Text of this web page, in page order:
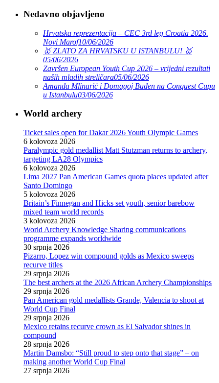
Nedavno objavljeno
Hrvatska reprezentacija – CEC 3rd leg Croatia 2026.
Novi Marof10/06/2026
🥇 ZLATO ZA HRVATSKU U ISTANBULU! 🥇
05/06/2026
Završen European Youth Cup 2026 – vrijedni rezultati
naših mladih streličara05/06/2026
Amanda Mlinarić i Domagoj Buden na Conquest Cupu
u Istanbulu03/06/2026
World archery
Ticket sales open for Dakar 2026 Youth Olympic Games
6 kolovoza 2026
Paralympic gold medallist Matt Stutzman returns to archery,
targeting LA28 Olympics
6 kolovoza 2026
Lima 2027 Pan American Games quota places updated after
Santo Domingo
5 kolovoza 2026
Britain’s Finnegan and Hicks set youth, senior barebow
mixed team world records
3 kolovoza 2026
World Archery Knowledge Sharing communications
programme expands worldwide
30 srpnja 2026
Pizarro, Lopez win compound golds as Mexico sweeps
recurve titles
29 srpnja 2026
The best archers at the 2026 African Archery Championships
29 srpnja 2026
Pan American gold medallists Grande, Valencia to shoot at
World Cup Final
29 srpnja 2026
Mexico retains recurve crown as El Salvador shines in
compound
28 srpnja 2026
Martin Damsbo: “Still proud to step onto that stage” – on
making another World Cup Final
27 srpnja 2026